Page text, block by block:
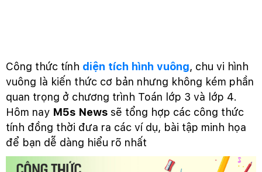
Công thức tính diện tích hình vuông, chu vi hình
vuông là kiến thức cơ bản nhưng không kém phần
quan trọng ở chương trình Toán lớp 3 và lớp 4.
Hôm nay M5s News sẽ tổng hợp các công thức
tính đồng thời đưa ra các ví dụ, bài tập minh họa
để bạn dễ dàng hiểu rõ nhất